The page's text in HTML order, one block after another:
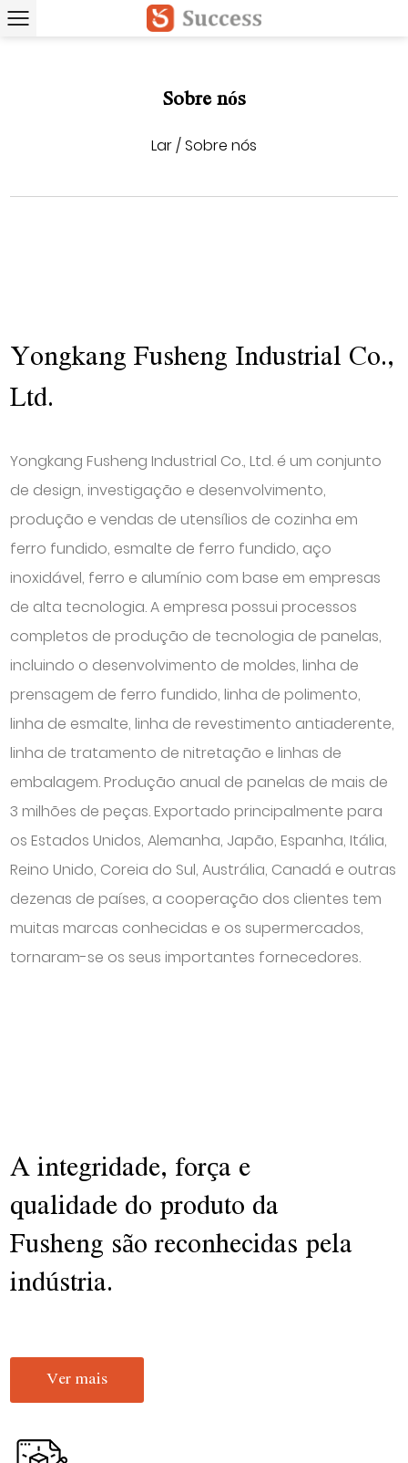
Sobre nós
Lar/Sobre nós
Yongkang Fusheng Industrial Co.,
Ltd.
Yongkang Fusheng Industrial Co., Ltd. é um conjunto
de design, investigação e desenvolvimento,
produção e vendas de utensílios de cozinha em
ferro fundido, esmalte de ferro fundido, aço
inoxidável, ferro e alumínio com base em empresas
de alta tecnologia. A empresa possui processos
completos de produção de tecnologia de panelas,
incluindo o desenvolvimento de moldes, linha de
prensagem de ferro fundido, linha de polimento,
linha de esmalte, linha de revestimento antiaderente,
linha de tratamento de nitretação e linhas de
embalagem. Produção anual de panelas de mais de
3 milhões de peças. Exportado principalmente para
os Estados Unidos, Alemanha, Japão, Espanha, Itália,
Reino Unido, Coreia do Sul, Austrália, Canadá e outras
dezenas de países, a cooperação dos clientes tem
muitas marcas conhecidas e os supermercados,
tornaram-se os seus importantes fornecedores.
A integridade, força e
qualidade do produto da
Fusheng são reconhecidas pela
indústria.
Ver mais